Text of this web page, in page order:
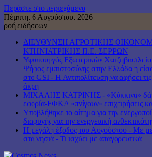
Περάστε στο περιεχόμενο
Πέμπτη, 6 Αυγούστου, 2026
ροή ειδήσεων
ΔΙΕΥΘΥΝΣΗ ΑΓΡΟΤΙΚΗΣ
ΚΤΗΝΙΑΤΡΙΚΗΣ Π.Ε. ΣΕΡΡΩΝ
Υφυπουργός Εξωτερικών
Ψήφος εμπιστοσύνης στην Ελλάδα η
στο GSI - Η Αντιπολίτευση να αφήσει
άκρη
ΜΙΧΑΛΗΣ ΚΑΤΡΙΝΗΣ - «Κόκκινα»
εφορία-ΕΦΚΑ «πνίγουν» επιχειρήσεις
Υποβλήθηκε το αίτημα για την
διαφυγής για την ενεργειακή
Η μεγάλη έξοδος του Αυγούστου - Με
στα νησιά - Τι ισχύει με απαγορευτικά